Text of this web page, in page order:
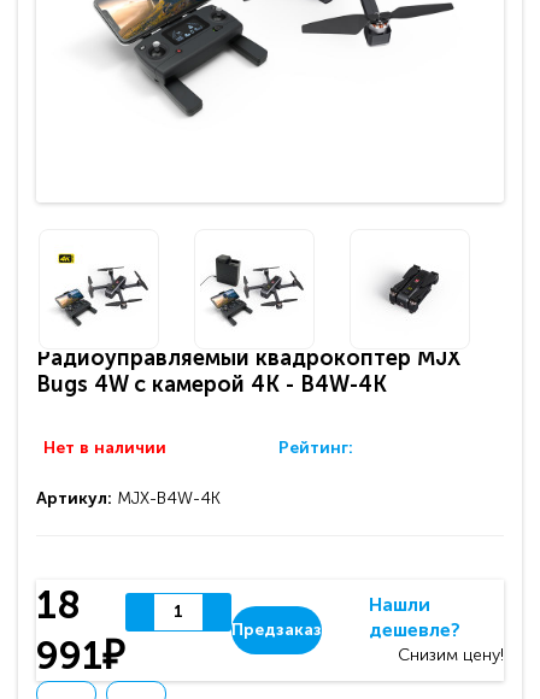
Радиоуправляемый квадрокоптер MJX
Bugs 4W с камерой 4K - B4W-4K
Нет в наличии Рейтинг:
Артикул: MJX-B4W-4K
18
991₽
Предзаказ
Нашли
дешевле?
Снизим цену!